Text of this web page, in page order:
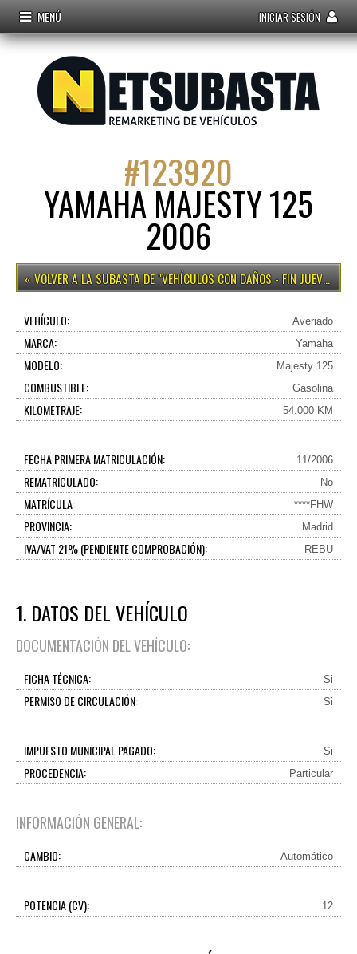
MENÚ INICIAR SESIÓN
#123920
YAMAHA MAJESTY 125
2006
VEHÍCULOS CON DAÑOS - FIN JUEVES 15H
VEHÍCULO: Averiado
MARCA: Yamaha
MODELO: Majesty 125
COMBUSTIBLE: Gasolina
KILOMETRAJE: 54.000 KM
FECHA PRIMERA MATRICULACIÓN: 11/2006
REMATRICULADO: No
MATRÍCULA: ****FHW
PROVINCIA: Madrid
IVA/VAT 21% (PENDIENTE COMPROBACIÓN): REBU
1. DATOS DEL VEHÍCULO
DOCUMENTACIÓN DEL VEHÍCULO:
FICHA TÉCNICA: Si
PERMISO DE CIRCULACIÓN: Si
IMPUESTO MUNICIPAL PAGADO: Si
PROCEDENCIA: Particular
INFORMACIÓN GENERAL:
CAMBIO: Automático
POTENCIA (CV): 12